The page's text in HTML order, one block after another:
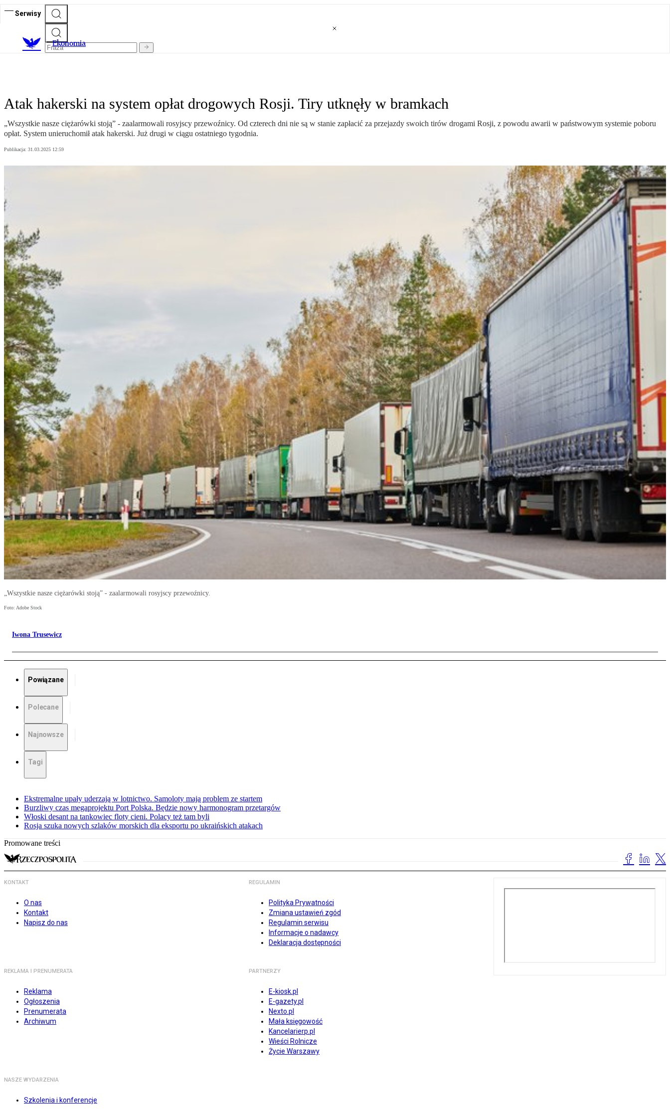
Serwisy
Ekonomia
Atak hakerski na system opłat drogowych Rosji. Tiry utknęły w bramkach
„Wszystkie nasze ciężarówki stoją” - zaalarmowali rosyjscy przewoźnicy. Od czterech dni nie są w stanie zapłacić za przejazdy swoich tirów drogami Rosji, z powodu awarii w państwowym systemie poboru
opłat. System unieruchomił atak hakerski. Już drugi w ciągu ostatniego tygodnia.
Publikacja: 31.03.2025 12:59
„Wszystkie nasze ciężarówki stoją” - zaalarmowali rosyjscy przewoźnicy.
Foto: Adobe Stock
Iwona Trusewicz
Powiązane
Polecane
Najnowsze
Tagi
Ekstremalne upały uderzają w lotnictwo. Samoloty mają problem ze startem
Burzliwy czas megaprojektu Port Polska. Będzie nowy harmonogram przetargów
Włoski desant na tankowiec floty cieni. Polacy też tam byli
Rosja szuka nowych szlaków morskich dla eksportu po ukraińskich atakach
Promowane treści
KONTAKT
O nas
Kontakt
Napisz do nas
REGULAMIN
Polityka Prywatności
Zmiana ustawień zgód
Regulamin serwisu
Informacje o nadawcy
Deklaracja dostępności
REKLAMA I PRENUMERATA
Reklama
Ogłoszenia
Prenumerata
Archiwum
PARTNERZY
E-kiosk.pl
E-gazety.pl
Nexto.pl
Mała księgowość
Kancelarierp.pl
Wieści Rolnicze
Życie Warszawy
NASZE WYDARZENIA
Szkolenia i konferencje